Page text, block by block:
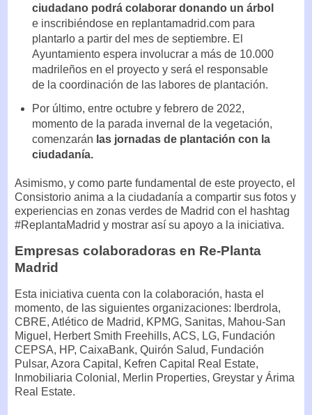
ciudadano podrá colaborar donando un árbol
e inscribiéndose en replantamadrid.com para
plantarlo a partir del mes de septiembre. El
Ayuntamiento espera involucrar a más de 10.000
madrileños en el proyecto y será el responsable
de la coordinación de las labores de plantación.
Por último, entre octubre y febrero de 2022,
momento de la parada invernal de la vegetación,
comenzarán las jornadas de plantación con la
ciudadanía.
Asimismo, y como parte fundamental de este proyecto, el
Consistorio anima a la ciudadanía a compartir sus fotos y
experiencias en zonas verdes de Madrid con el hashtag
#ReplantaMadrid y mostrar así su apoyo a la iniciativa.
Empresas colaboradoras en Re-Planta
Madrid
Esta iniciativa cuenta con la colaboración, hasta el
momento, de las siguientes organizaciones: Iberdrola,
CBRE, Atlético de Madrid, KPMG, Sanitas, Mahou-San
Miguel, Herbert Smith Freehills, ACS, LG, Fundación
CEPSA, HP, CaixaBank, Quirón Salud, Fundación
Pulsar, Azora Capital, Kefren Capital Real Estate,
Inmobiliaria Colonial, Merlin Properties, Greystar y Árima
Real Estate.